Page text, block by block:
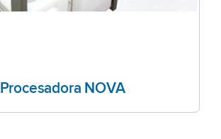
Procesadora NOVA